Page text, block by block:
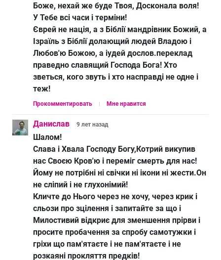
Боже, нехай же буде Твоя, Досконала воля!
У Тебе всі часи і терміни!
Єврей не нація, а з Біблії мандрівник Божий, а
Ізраїль з Біблії долающий людей Владою і
Любов'ю Божою, а іудей дослов.переклад
праведно славящий Господа Бога! Хто
зветься, кого звуть і хто насправді не одне і
теж!
Прокомментировать Мне нравится
Данислав 9 лет назад
Шалом!
Слава і Хвала Господу Богу,Котрий викупив
нас Своєю Кров'ю і переміг смерть для нас!
Йому не потрібні ні свічки ні ікони ні жести.Он
не сліпий і не глухонімий!
Кличте до Нього через не хочу, через крик і
сльози про зцілення і запитайте за що і
Милостивий відкриє для зменшення прірви і
просите пробачення за спробу самотужки і
гріхи що пам'ятаєте і не пам'ятаєте і не
розкаяні прокляття предків!